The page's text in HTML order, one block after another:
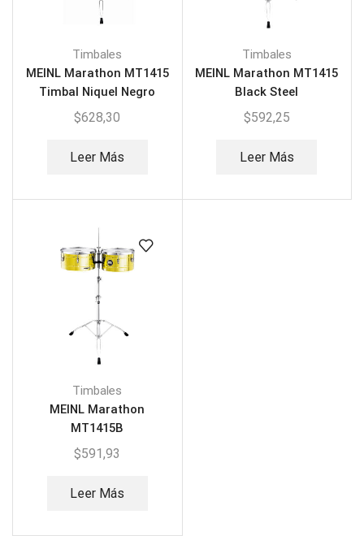
Timbales
MEINL Marathon MT1415
Timbal Niquel Negro
$628,30
Leer Más
Timbales
MEINL Marathon MT1415
Black Steel
$592,25
Leer Más
Timbales
MEINL Marathon
MT1415B
$591,93
Leer Más